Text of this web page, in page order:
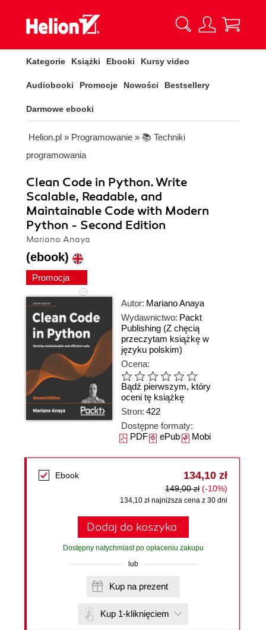
Kategorie Książki Ebooki Kursy video
Audiobooki Promocje Nowości Bestsellery
Darmowe ebooki
Helion.pl » Programowanie » 📚 Techniki
programowania
Clean Code in Python. Write
Scalable, Readable, and
Maintainable Code with Modern
Python - Second Edition
Mariano Anaya
(ebook)
Promocja
Autor: Mariano Anaya
Wydawnictwo: Packt
Publishing (Z chęcią
przeczytam książkę w
języku polskim)
Ocena:
Bądź pierwszym, który
oceni tę książkę
Stron: 422
Dostępne formaty:
PDFePubMobi
Ebook 134,10 zł
149,00 zł (-10%)
134,10 zł najniższa cena z 30 dni
Dodaj do koszyka
Dostępny natychmiast po opłaceniu zakupu
lub
Kup na prezent
Kup 1-kliknięciem